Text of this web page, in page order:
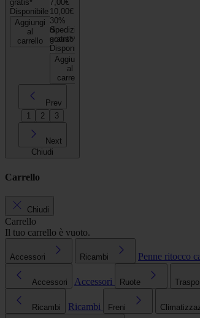
gratis*
Disponibile
Aggiungi
al
carrello
7,00€
10,00€
30%
di
sconto*
Spedizione
gratis*
Disponibile
Aggiungi
al
carrello
Prev
1
2 3
Next
Chiudi
Carrello
Chiudi
Carrello
Il tuo carrello è vuoto.
Accessori Ricambi Penne ritocco
Accessori Accessori Ruote
Ricambi Ricambi Freni